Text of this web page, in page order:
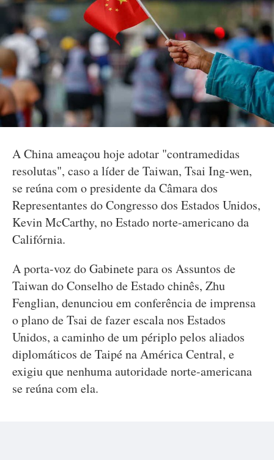
A China ameaçou hoje adotar "contramedidas
resolutas", caso a líder de Taiwan, Tsai Ing-wen,
se reúna com o presidente da Câmara dos
Representantes do Congresso dos Estados Unidos,
Kevin McCarthy, no Estado norte-americano da
Califórnia.
A porta-voz do Gabinete para os Assuntos de
Taiwan do Conselho de Estado chinês, Zhu
Fenglian, denunciou em conferência de imprensa
o plano de Tsai de fazer escala nos Estados
Unidos, a caminho de um périplo pelos aliados
diplomáticos de Taipé na América Central, e
exigiu que nenhuma autoridade norte-americana
se reúna com ela.